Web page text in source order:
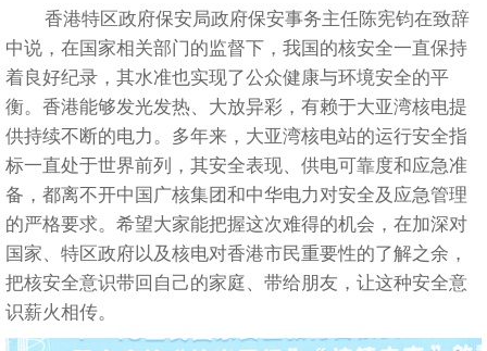
香港特区政府保安局政府保安事务主任陈宪钧在致辞
中说，在国家相关部门的监督下，我国的核安全一直保持
着良好纪录，其水准也实现了公众健康与环境安全的平
衡。香港能够发光发热、大放异彩，有赖于大亚湾核电提
供持续不断的电力。多年来，大亚湾核电站的运行安全指
标一直处于世界前列，其安全表现、供电可靠度和应急准
备，都离不开中国广核集团和中华电力对安全及应急管理
的严格要求。希望大家能把握这次难得的机会，在加深对
国家、特区政府以及核电对香港市民重要性的了解之余，
把核安全意识带回自己的家庭、带给朋友，让这种安全意
识薪火相传。